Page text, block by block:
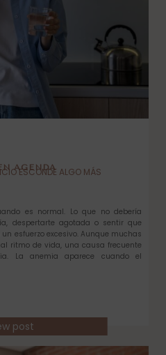
AGENDA
ESCONDE ALGO MÁS
es normal. Lo que no debería
despertarte agotada o sentir que
esfuerzo excesivo. Aunque muchas
ritmo de vida, una causa frecuente
La anemia aparece cuando el
post